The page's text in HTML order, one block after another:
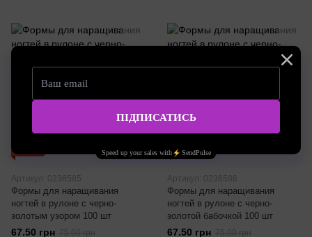
Рекомендуем
Артикул: 0236585
Формы для наращивания
ногтей в рулоне с черно-
золотым узором 100 шт
67.50 грн 75.00 грн
Рекомендуем
−10%
Артикул: 0236586
Формы для наращивания
ногтей в рулоне с черно-
золотой бабочкой 100 шт
67.50 грн 75.00 грн